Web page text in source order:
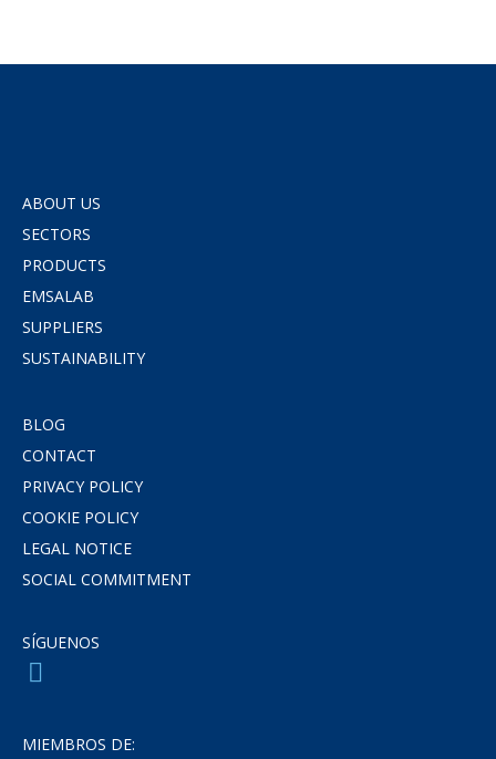
ABOUT US
SECTORS
PRODUCTS
EMSALAB
SUPPLIERS
SUSTAINABILITY
BLOG
CONTACT
PRIVACY POLICY
COOKIE POLICY
LEGAL NOTICE
SOCIAL COMMITMENT
SÍGUENOS
MIEMBROS DE: